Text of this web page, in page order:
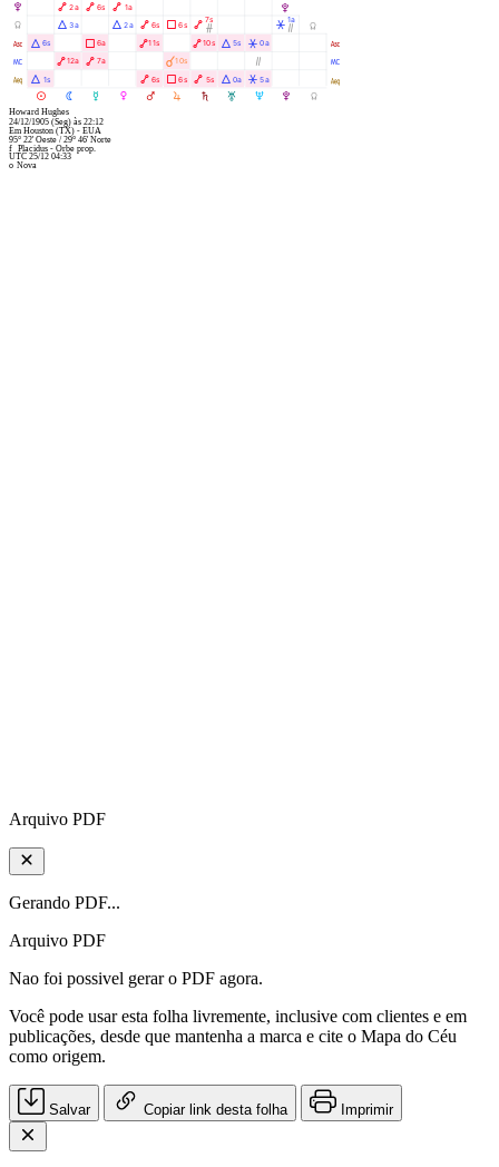
M N O P Q R S T U
V
V
V
Y
Y
Y
W
W
X
X
l
l Á 1s
Á 6s
Ä 2a
Á 3a
Ä12a
Ä 6s
Ã 6a
Ä 7a
Ä 1a
Á 2a Ä 6s
Ä 6s
Ä11s
6s
6s
À10s
Ä Ó
7s
Ä 5s
Ä10s
Á 0a
Á 5s
Â 5a
Â 0a
Ò
Â Ò
1a
Howard Hughes
24/12/1905 (Seg) às 22:12
EmHouston (TX) - EUA
95° 22' Oeste /29° 46' Norte
f Placidus - Orbe prop.
UTC 25/12 04:33
Nova
o
Arquivo PDF
Gerando PDF...
Arquivo PDF
Nao foi possivel gerar o PDF agora.
Você pode usar esta folha livremente, inclusive com clientes e em
publicações, desde que mantenha a marca e cite o Mapa do Céu
como origem.
Salvar Copiar link desta folha Imprimir